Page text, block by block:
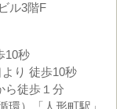
ル3階F
10秒
り 徒歩10秒
ら徒歩１分